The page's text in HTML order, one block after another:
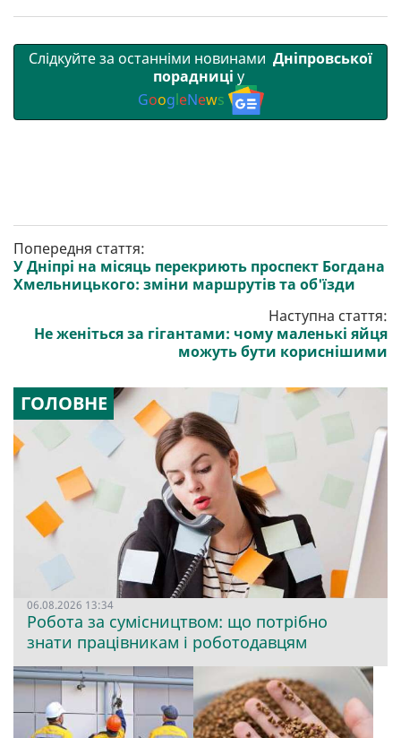
Слідкуйте за останніми новинами Дніпровської
порадниці у
GoogleNews
Попередня стаття:
У Дніпрі на місяць перекриють проспект Богдана
Хмельницького: зміни маршрутів та об'їзди
Наступна стаття:
Не женіться за гігантами: чому маленькі яйця
можуть бути кориснішими
ГОЛОВНЕ
06.08.2026 13:34
Робота за сумісництвом: що потрібно
знати працівникам і роботодавцям